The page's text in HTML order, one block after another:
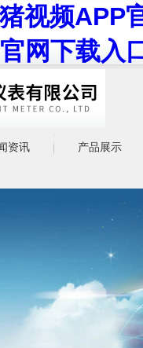
视频APP
网下载入
资讯 产品展示